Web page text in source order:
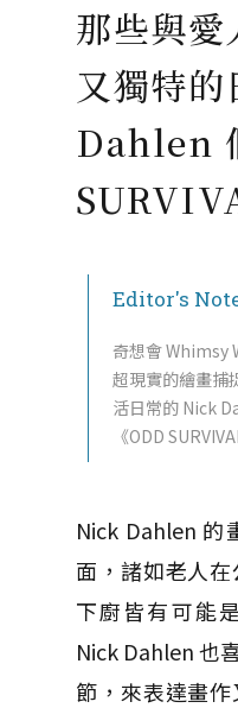
那些與愛
又獨特
Dahlen
Editor's
奇想會 Whimsy
超現實的繪畫捕
活日常的 Nick
《ODD
Nick Dahlen 的
面，諸如老人
下廚皆有可能
Nick Dahlen 也
節，來表達畫